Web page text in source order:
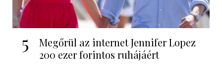
5
Megőrül az internet Jennifer Lopez
200 ezer forintos ruhájáért